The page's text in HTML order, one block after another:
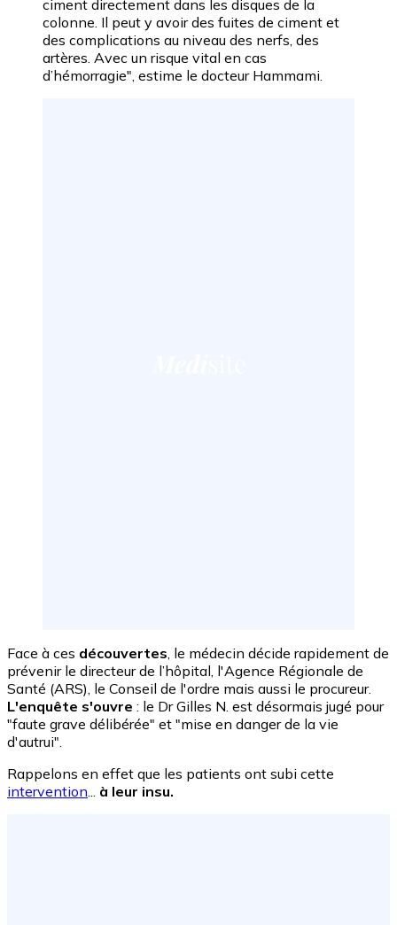
ciment directement dans les disques de la
colonne. Il peut y avoir des fuites de ciment et
des complications au niveau des nerfs, des
artères. Avec un risque vital en cas
d’hémorragie", estime le docteur Hammami.
Face à ces découvertes, le médecin décide rapidement de
prévenir le directeur de l’hôpital, l'Agence Régionale de
Santé (ARS), le Conseil de l'ordre mais aussi le procureur.
L'enquête s'ouvre : le Dr Gilles N. est désormais jugé pour
"faute grave délibérée" et "mise en danger de la vie
d'autrui".
Rappelons en effet que les patients ont subi cette
intervention... à leur insu.